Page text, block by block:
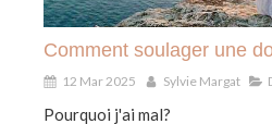
Comment soulager une
12 Mar 2025 Sylvie Margat
Pourquoi j'ai mal?